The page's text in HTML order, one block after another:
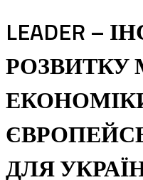
LEADER –
РОЗВИТКУ
ДЛЯ